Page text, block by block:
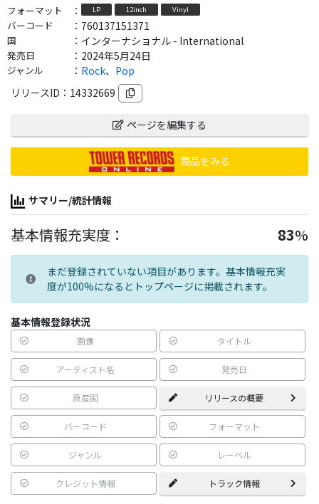
フォーマット ： LP 12inch Vinyl
バーコード ： 760137151371
国 ： インターナショナル - International
発売日 ： 2024年5月24日
ジャンル ： Rock、 Pop
リリースID： 14332669
ページを編集する
商品をみる
サマリー/統計情報
基本情報充実度： 83%
まだ登録されていない項目があります。基本情報充実
度が100%になるとトップページに掲載されます。
基本情報登録状況
画像 タイトル
アーティスト名 発売日
原産国 リリースの概要
バーコード フォーマット
ジャンル レーベル
クレジット情報 トラック情報